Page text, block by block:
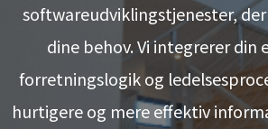
softwareudviklingstjenester,
dine behov. Vi integrerer din
forretningslogik og
hurtigere og mere effektiv